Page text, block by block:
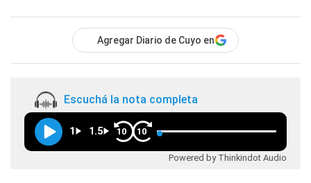
Agregar Diario de Cuyo en
Escuchá la nota completa
1 1.5 10 10
Powered by Thinkindot Audio